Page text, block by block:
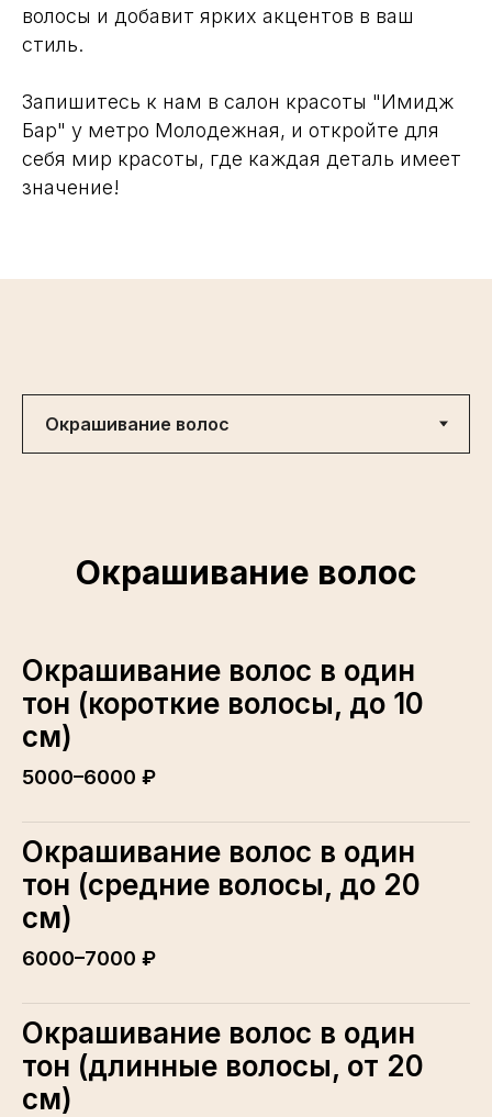
волосы и добавит ярких акцентов в ваш
стиль.
Запишитесь к нам в салон красоты "Имидж
Бар" у метро Молодежная, и откройте для
себя мир красоты, где каждая деталь имеет
значение!
Окрашивание волос
Окрашивание волос в один
тон (короткие волосы, до 10
см)
5000–6000 ₽
Окрашивание волос в один
тон (средние волосы, до 20
см)
6000–7000 ₽
Окрашивание волос в один
тон (длинные волосы, от 20
см)